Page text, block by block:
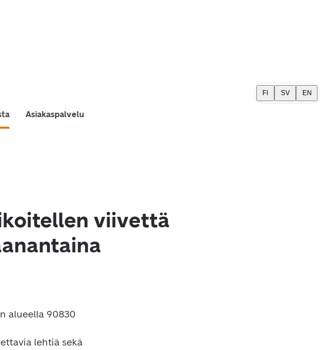
FI SV EN
Asiakaspalvelu
viivettä
alueella 90830
lehtiä sekä